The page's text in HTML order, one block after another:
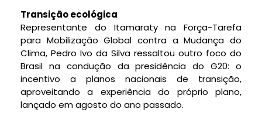
Transição ecológica
Representante do Itamaraty na Força-Tarefa
para Mobilização Global contra a Mudança do
Clima, Pedro Ivo da Silva ressaltou outro foco do
Brasil na condução da presidência do G20: o
incentivo a planos nacionais de transição,
aproveitando a experiência do próprio plano,
lançado em agosto do ano passado.